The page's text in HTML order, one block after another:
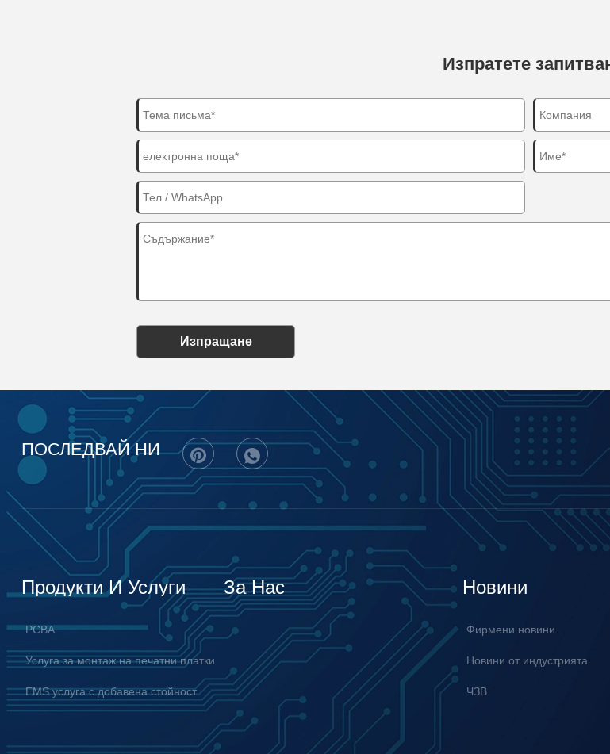
Изпратете
Изпращане
ПОСЛЕДВАЙ НИ
Продукти И Услуги
PCBA
Услуга за монтаж на печатни платки
EMS услуга с добавена стойност
За Нас Новини
Фирмени новини
Новини от индустрията
ЧЗВ